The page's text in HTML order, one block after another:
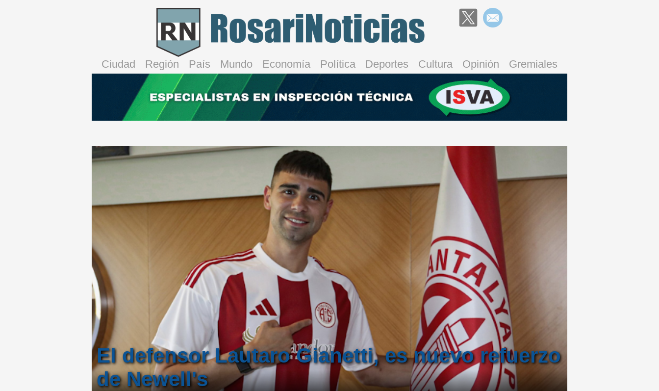
Ciudad Región País Mundo Economía Política Deportes Cultura Opinión Gremiales
El defensor Lautaro Gianetti, es nuevo refuerzo
de Newell's